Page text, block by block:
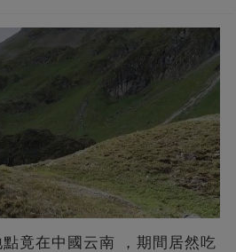
竟在中國云南 ，期間居然吃